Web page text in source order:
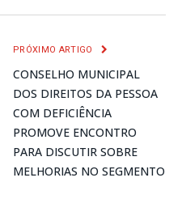
PRÓXIMO ARTIGO
CONSELHO MUNICIPAL
DOS DIREITOS DA PESSOA
COM DEFICIÊNCIA
PROMOVE ENCONTRO
PARA DISCUTIR SOBRE
MELHORIAS NO SEGMENTO